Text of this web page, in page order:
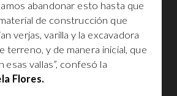
abandonar esto hasta que
de construcción que
verjas, varilla y la excavadora
terreno, y de manera inicial, que
esas vallas”, confesó la
Flores.